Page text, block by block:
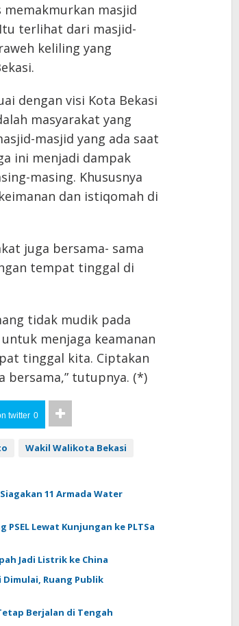
memakmurkan masjid
terlihat dari masjid-
keliling yang
dengan visi Kota Bekasi
masyarakat yang
masjid yang ada saat
ini menjadi dampak
masing. Khususnya
dan istiqomah di
juga bersama- sama
tempat tinggal di
tidak mudik pada
menjaga keamanan
tinggal kita. Ciptakan
bersama,” tutupnya. (*)
twitter 0
Wakil Walikota Bekasi
11 Armada Water
Lewat Kunjungan ke PLTSa
Jadi Listrik ke China
Dimulai, Ruang Publik
Berjalan di Tengah